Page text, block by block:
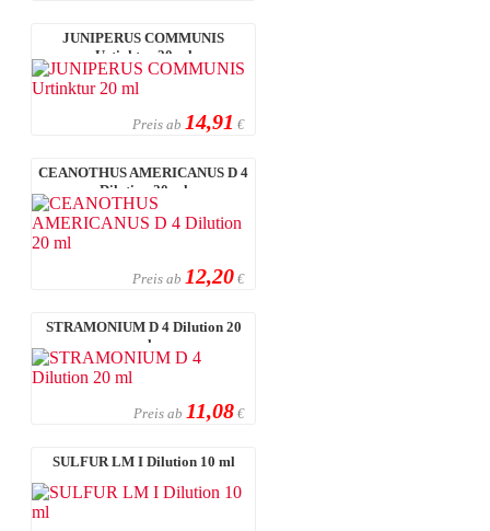
JUNIPERUS COMMUNIS
Urtinktur 20 ml
Preis ab 14,91 €
CEANOTHUS AMERICANUS D 4
Dilution 20 ml
Preis ab 12,20 €
STRAMONIUM D 4 Dilution 20
ml
Preis ab 11,08 €
SULFUR LM I Dilution 10 ml